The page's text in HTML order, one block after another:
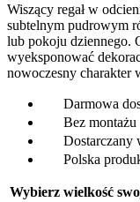
Wiszący regał w
subtelnym pudrowym
lub pokoju dziennego.
wyeksponować
nowoczesny charakter
ㅤDarmowa
ㅤBez
ㅤDostarczany
ㅤPolska
Wybierz wielkość